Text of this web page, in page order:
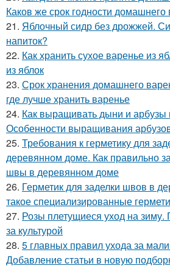
Каков же срок годности домашнего
21. Яблочный сидр без дрожжей.
напиток?
22. Как хранить сухое варенье из
из яблок
23. Срок хранения домашнего
где лучше хранить варенье
24. Как выращивать дыни и арбузы
Особенности выращивания
25. Требования к герметику для
деревянном доме. Как правильно
швы в деревянном доме
26. Герметик для заделки швов в
такое специализированные
27. Розы плетущиеся уход на зиму.
за культурой
28. 5 главных правил ухода за
Добавление статьи в новую